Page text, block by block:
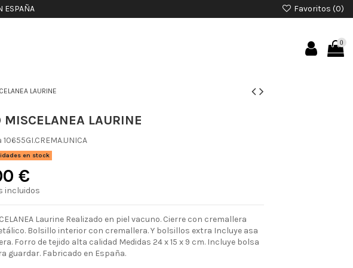
ESPAÑA Favoritos (0)
0
LAURINE
MISCELANEA LAURINE
10655GI.CREMA.UNICA
en stock
€
incluidos
Laurine Realizado en piel vacuno. Cierre con cremallera
Bolsillo interior con cremallera. Y bolsillos extra Incluye asa
Forro de tejido alta calidad Medidas 24 x 15 x 9 cm. Incluye bolsa
guardar. Fabricado en España.